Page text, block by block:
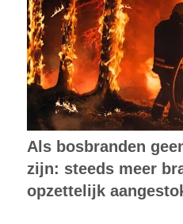
Als bosbranden
zijn: steeds meer
opzettelijk